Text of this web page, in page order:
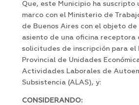
Que, este Municipio ha suscripto
marco con el Ministerio de
de Buenos Aires con el objeto
asiento de una oficina receptora
solicitudes de inscripción para el
Provincial de Unidades
Actividades Laborales de
Subsistencia (ALAS), y:
CONSIDERANDO: